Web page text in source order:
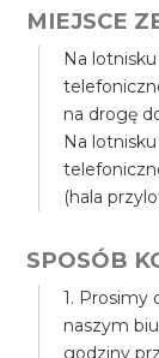
MIEJSCE
Na
na drogę
Na
(hala
SPOSÓB
1. Prosimy
naszym
godziny